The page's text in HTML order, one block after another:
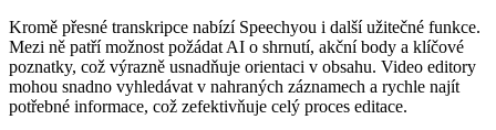
Kromě přesné transkripce nabízí Speechyou i další užitečné funkce.
Mezi ně patří možnost požádat AI o shrnutí, akční body a klíčové
poznatky, což výrazně usnadňuje orientaci v obsahu. Video editory
mohou snadno vyhledávat v nahraných záznamech a rychle najít
potřebné informace, což zefektivňuje celý proces editace.